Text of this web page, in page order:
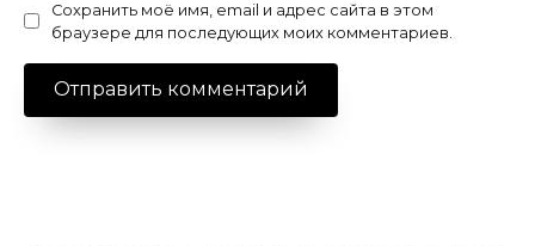
Сохранить моё имя, email и адрес сайта в этом
браузере для последующих моих комментариев.